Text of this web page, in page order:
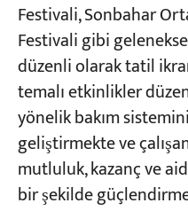
Festivali, Sonbahar
Festivali gibi
düzenli olarak tatil
temalı etkinlikler
yönelik bakım
geliştirmekte ve
mutluluk, kazanç ve
bir şekilde